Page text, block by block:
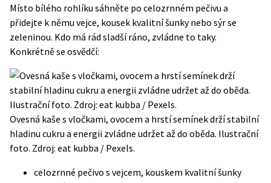
Místo bílého rohlíku sáhněte po celozrnném pečivu a
přidejte k němu vejce, kousek kvalitní šunky nebo sýr se
zeleninou. Kdo má rád sladší ráno, zvládne to taky.
Konkrétně se osvědčí:
Ovesná kaše s vločkami, ovocem a hrstí semínek drží stabilní
hladinu cukru a energii zvládne udržet až do oběda. Ilustrační
foto. Zdroj: eat kubba / Pexels.
celozrnné pečivo s vejcem, kouskem kvalitní šunky